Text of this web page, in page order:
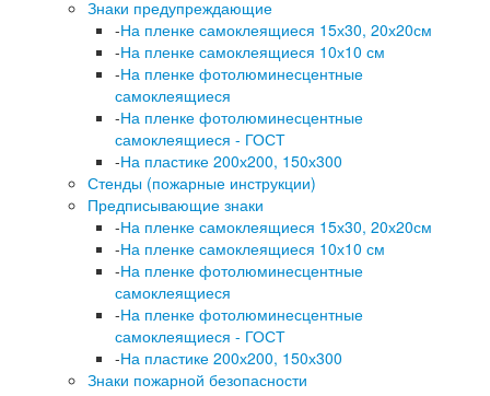
Знаки предупреждающие
-На пленке самоклеящиеся 15х30, 20х20см
-На пленке самоклеящиеся 10х10 см
-На пленке фотолюминесцентные
самоклеящиеся
-На пленке фотолюминесцентные
самоклеящиеся - ГОСТ
-На пластике 200х200, 150х300
Стенды (пожарные инструкции)
Предписывающие знаки
-На пленке самоклеящиеся 15х30, 20х20см
-На пленке самоклеящиеся 10х10 см
-На пленке фотолюминесцентные
самоклеящиеся
-На пленке фотолюминесцентные
самоклеящиеся - ГОСТ
-На пластике 200х200, 150х300
Знаки пожарной безопасности